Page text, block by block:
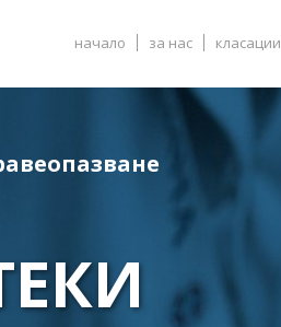
начало за нас класации